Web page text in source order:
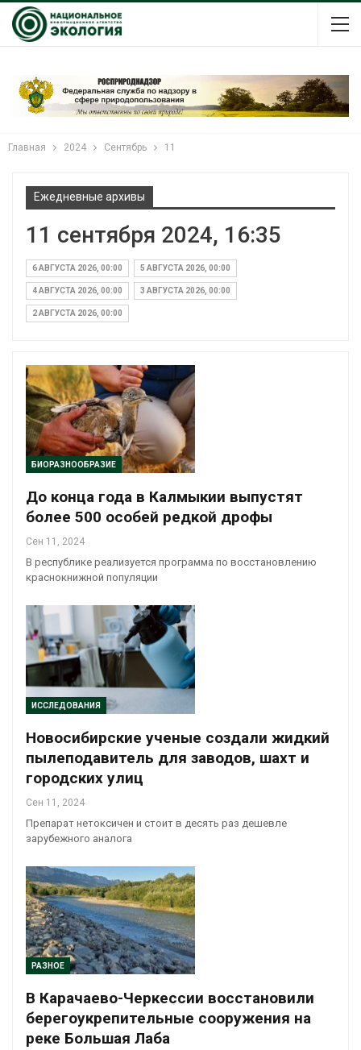
Главная 2024 Сентябрь 11
Ежедневные архивы
11 сентября 2024, 16:35
6 АВГУСТА 2026, 00:00 5 АВГУСТА 2026, 00:00
4 АВГУСТА 2026, 00:00 3 АВГУСТА 2026, 00:00
2 АВГУСТА 2026, 00:00
БИОРАЗНООБРАЗИЕ
До конца года в Калмыкии выпустят
более 500 особей редкой дрофы
Сен 11, 2024
В республике реализуется программа по восстановлению
краснокнижной популяции
ИССЛЕДОВАНИЯ
Новосибирские ученые создали жидкий
пылеподавитель для заводов, шахт и
городских улиц
Сен 11, 2024
Препарат нетоксичен и стоит в десять раз дешевле
зарубежного аналога
РАЗНОЕ
В Карачаево-Черкессии восстановили
берегоукрепительные сооружения на
реке Большая Лаба